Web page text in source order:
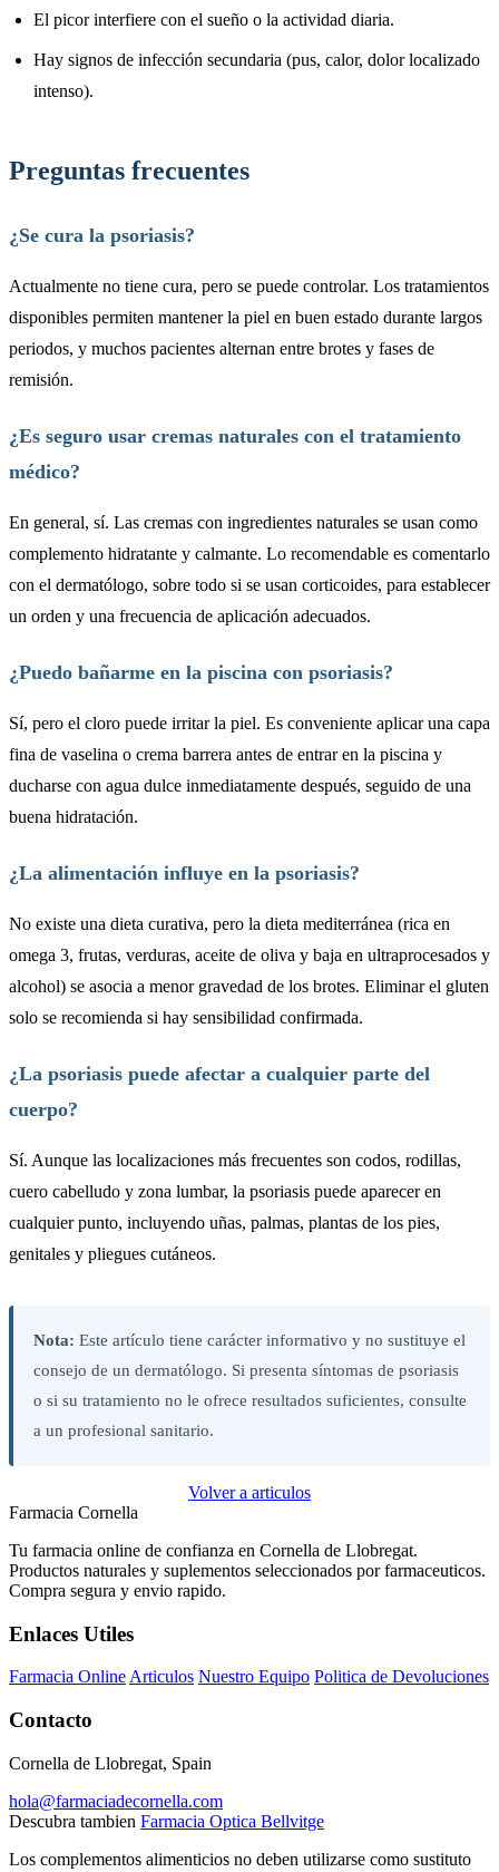
El picor interfiere con el sueño o la actividad diaria.
Hay signos de infección secundaria (pus, calor, dolor localizado
intenso).
Preguntas frecuentes
¿Se cura la psoriasis?
Actualmente no tiene cura, pero se puede controlar. Los tratamientos
disponibles permiten mantener la piel en buen estado durante largos
periodos, y muchos pacientes alternan entre brotes y fases de
remisión.
¿Es seguro usar cremas naturales con el tratamiento
médico?
En general, sí. Las cremas con ingredientes naturales se usan como
complemento hidratante y calmante. Lo recomendable es comentarlo
con el dermatólogo, sobre todo si se usan corticoides, para establecer
un orden y una frecuencia de aplicación adecuados.
¿Puedo bañarme en la piscina con psoriasis?
Sí, pero el cloro puede irritar la piel. Es conveniente aplicar una capa
fina de vaselina o crema barrera antes de entrar en la piscina y
ducharse con agua dulce inmediatamente después, seguido de una
buena hidratación.
¿La alimentación influye en la psoriasis?
No existe una dieta curativa, pero la dieta mediterránea (rica en
omega 3, frutas, verduras, aceite de oliva y baja en ultraprocesados y
alcohol) se asocia a menor gravedad de los brotes. Eliminar el gluten
solo se recomienda si hay sensibilidad confirmada.
¿La psoriasis puede afectar a cualquier parte del
cuerpo?
Sí. Aunque las localizaciones más frecuentes son codos, rodillas,
cuero cabelludo y zona lumbar, la psoriasis puede aparecer en
cualquier punto, incluyendo uñas, palmas, plantas de los pies,
genitales y pliegues cutáneos.
Nota: Este artículo tiene carácter informativo y no sustituye el
consejo de un dermatólogo. Si presenta síntomas de psoriasis
o si su tratamiento no le ofrece resultados suficientes, consulte
a un profesional sanitario.
Volver a articulos
Farmacia Cornella
Tu farmacia online de confianza en Cornella de Llobregat.
Productos naturales y suplementos seleccionados por farmaceuticos.
Compra segura y envio rapido.
Enlaces Utiles
Farmacia Online Articulos Nuestro Equipo Politica de Devoluciones
Contacto
Cornella de Llobregat, Spain
hola@farmaciadecornella.com
Descubra tambien Farmacia Optica Bellvitge
Los complementos alimenticios no deben utilizarse como sustituto